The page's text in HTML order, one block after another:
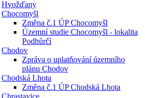
Hvožďany
Chocomyšl
Změna č.1 ÚP Chocomyšl
Územní studie Chocomyšl - lokalita
Podhůrčí
Chodov
Zpráva o uplatňování územního
plánu Chodov
Chodská Lhota
Změna č.1 ÚP Chodská Lhota
Chrastavice